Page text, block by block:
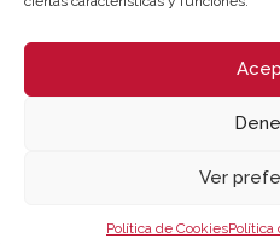
Ver
Política de CookiesPolítica
Recursos vinculados
José Vicente Morata y
(Imagen)